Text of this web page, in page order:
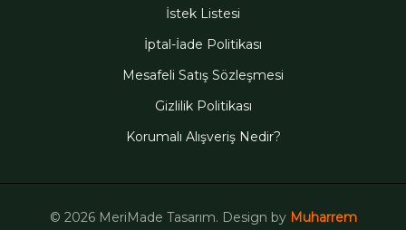
İstek Listesi
İptal-İade Politikası
Mesafeli Satış Sözleşmesi
Gizlilik Politikası
Korumalı Alışveriş Nedir?
© 2026 MeriMade Tasarım. Design by Muharrem